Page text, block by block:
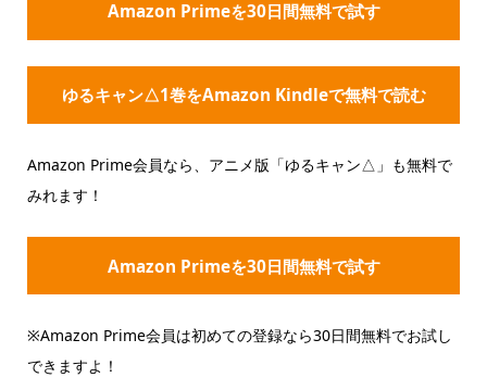
Amazon Primeを30日間無料で試す
ゆるキャン△1巻をAmazon Kindleで無料で読む
Amazon Prime会員なら、アニメ版「ゆるキャン△」も無料で
みれます！
Amazon Primeを30日間無料で試す
※Amazon Prime会員は初めての登録なら30日間無料でお試し
できますよ！